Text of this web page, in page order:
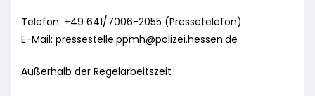
Telefon: +49 641/7006-2055 (Pressetelefon)
E-Mail: pressestelle.ppmh@polizei.hessen.de
Außerhalb der Regelarbeitszeit